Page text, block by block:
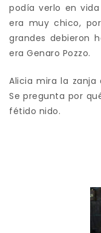
podía verlo en
era muy chico,
grandes debieron
era Genaro Pozzo.
Alicia mira la
Se pregunta por
fétido nido.